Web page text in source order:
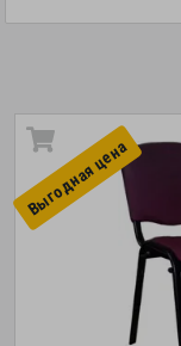
Выгоднaя цена